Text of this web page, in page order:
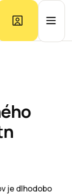
kancelárií
trhu
je dlhodobo